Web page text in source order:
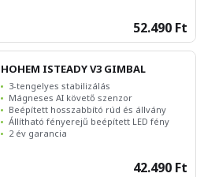
52.490 Ft
HOHEM ISTEADY V3 GIMBAL
3-tengelyes stabilizálás
Mágneses AI követő szenzor
Beépített hosszabbító rúd és állvány
Állítható fényerejű beépített LED fény
2 év garancia
42.490 Ft